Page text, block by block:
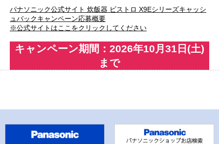
パナソニック公式サイト 炊飯器 ビストロ X9Eシリーズキャッシ
ュバックキャンペーン応募概要
※公式サイトはここをクリックしてください
キャンペーン期間：2026年10月31日(土)
まで